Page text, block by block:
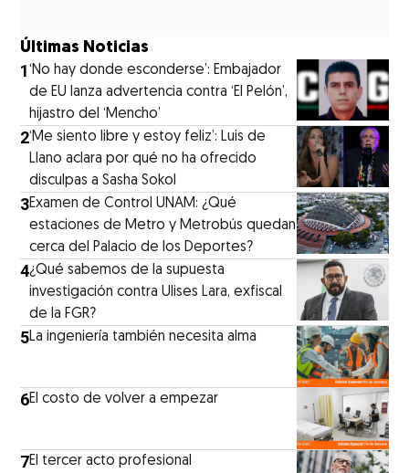
Últimas Noticias
1‘No hay donde esconderse’: Embajador
de EU lanza advertencia contra ‘El Pelón’,
hijastro del ‘Mencho’
2‘Me siento libre y estoy feliz’: Luis de
Llano aclara por qué no ha ofrecido
disculpas a Sasha Sokol
3Examen de Control UNAM: ¿Qué
estaciones de Metro y Metrobús quedan
cerca del Palacio de los Deportes?
4¿Qué sabemos de la supuesta
investigación contra Ulises Lara, exfiscal
de la FGR?
5La ingeniería también necesita alma
6El costo de volver a empezar
7El tercer acto profesional